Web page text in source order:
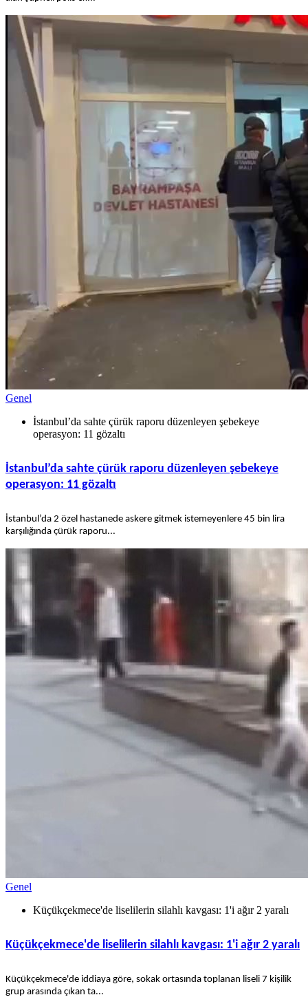
Genel
İstanbul’da sahte çürük raporu düzenleyen şebekeye
operasyon: 11 gözaltı
İstanbul’da sahte çürük raporu düzenleyen şebekeye
operasyon: 11 gözaltı
İstanbul’da 2 özel hastanede askere gitmek istemeyenlere 45 bin lira
karşılığında çürük raporu...
Genel
Küçükçekmece'de liselilerin silahlı kavgası: 1'i ağır 2 yaralı
Küçükçekmece'de liselilerin silahlı kavgası: 1'i ağır 2 yaralı
Küçükçekmece'de iddiaya göre, sokak ortasında toplanan liseli 7 kişilik
grup arasında çıkan ta...